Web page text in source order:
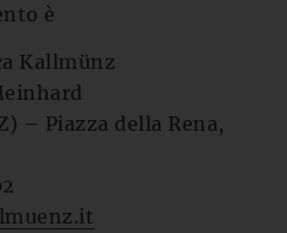
è
Kallmünz
– Piazza della Rena,